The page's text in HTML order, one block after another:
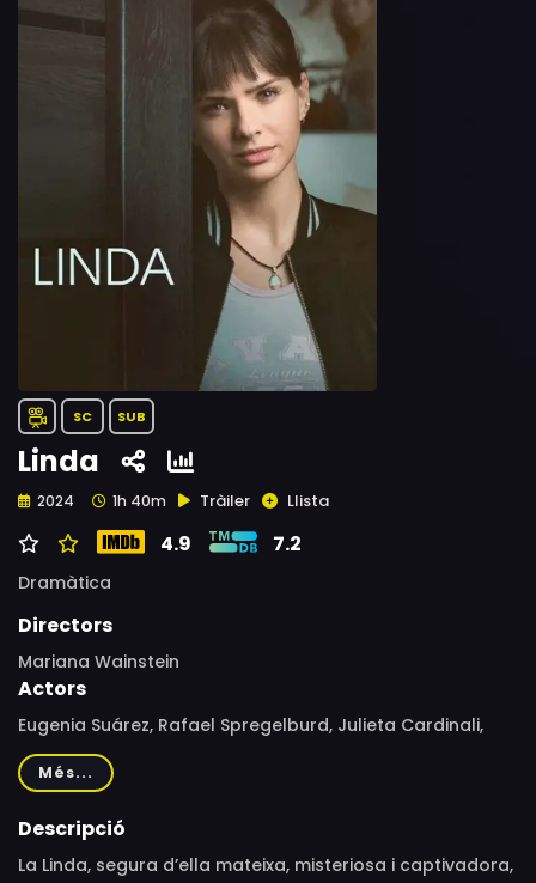
SC SUB
Linda
2024 1h 40m Tràiler Llista
4.9 7.2
Dramàtica
Directors
Mariana Wainstein
Actors
Eugenia Suárez, Rafael Spregelburd, Julieta Cardinali,
Minerva Casero, Felipe Otaño, Agustín Della Corte
Més...
Descripció
La Linda, segura d’ella mateixa, misteriosa i captivadora,